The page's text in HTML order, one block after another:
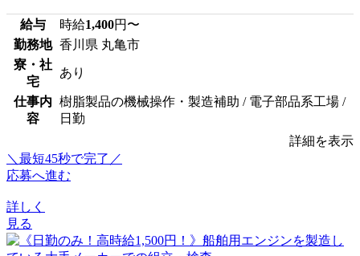
給与 時給1,400円〜
勤務地 香川県 丸亀市
寮・社
宅
あり
仕事内
容
樹脂製品の機械操作・製造補助 / 電子部品系工場 /
日勤
詳細を表示
＼最短45秒で完了／
応募へ進む
詳しく
見る